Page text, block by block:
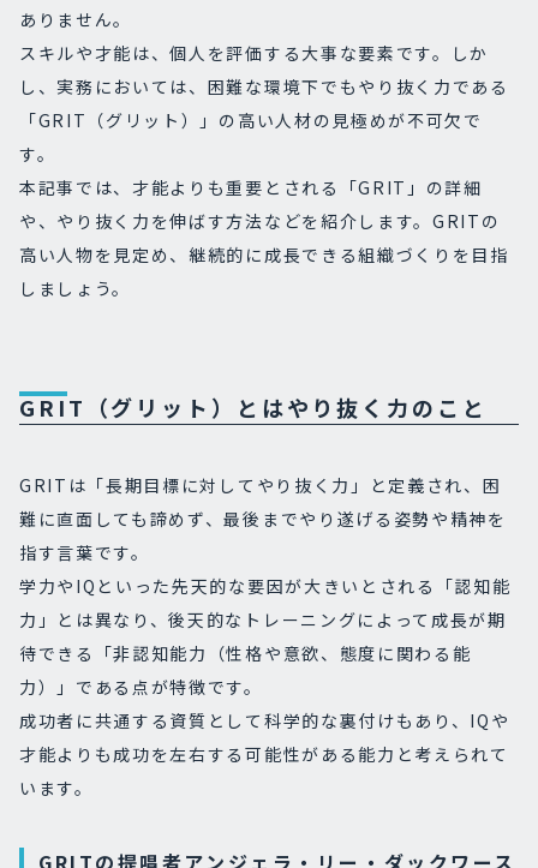
ありません。
スキルや才能は、個人を評価する大事な要素です。しか
し、実務においては、困難な環境下でもやり抜く力である
「GRIT（グリット）」の高い人材の見極めが不可欠で
す。
本記事では、才能よりも重要とされる「GRIT」の詳細
や、やり抜く力を伸ばす方法などを紹介します。GRITの
高い人物を見定め、継続的に成長できる組織づくりを目指
しましょう。
GRIT（グリット）とはやり抜く力のこと
GRITは「長期目標に対してやり抜く力」と定義され、困
難に直面しても諦めず、最後までやり遂げる姿勢や精神を
指す言葉です。
学力やIQといった先天的な要因が大きいとされる「認知能
力」とは異なり、後天的なトレーニングによって成長が期
待できる「非認知能力（性格や意欲、態度に関わる能
力）」である点が特徴です。
成功者に共通する資質として科学的な裏付けもあり、IQや
才能よりも成功を左右する可能性がある能力と考えられて
います。
GRITの提唱者アンジェラ・リー・ダックワース